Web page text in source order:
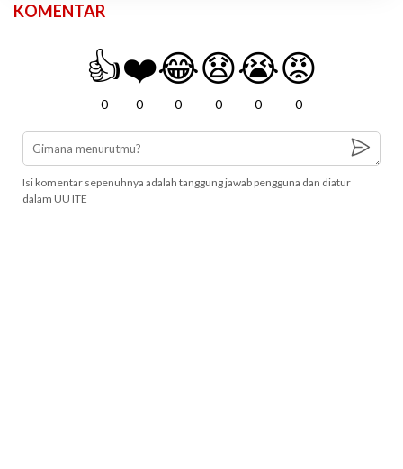
KOMENTAR
👍
0
❤️
0
😂
0
😧
0
😭
0
😡
0
Isi komentar sepenuhnya adalah tanggung jawab pengguna dan diatur
dalam UU ITE